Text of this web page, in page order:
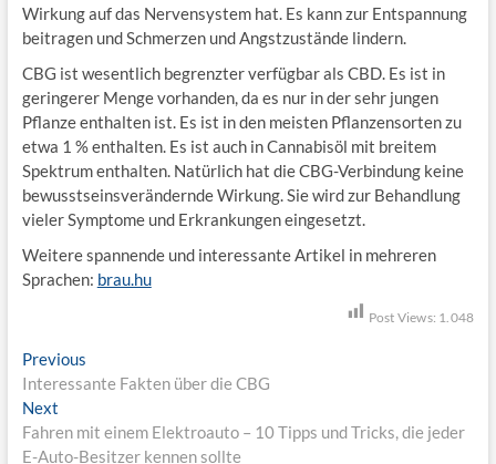
Wirkung auf das Nervensystem hat. Es kann zur Entspannung
beitragen und Schmerzen und Angstzustände lindern.
CBG ist wesentlich begrenzter verfügbar als CBD. Es ist in
geringerer Menge vorhanden, da es nur in der sehr jungen
Pflanze enthalten ist. Es ist in den meisten Pflanzensorten zu
etwa 1 % enthalten. Es ist auch in Cannabisöl mit breitem
Spektrum enthalten. Natürlich hat die CBG-Verbindung keine
bewusstseinsverändernde Wirkung. Sie wird zur Behandlung
vieler Symptome und Erkrankungen eingesetzt.
Weitere spannende und interessante Artikel in mehreren
Sprachen: brau.hu
Post Views: 1.048
B
e
i
Previous
r
v
i
Interessante Fakten über die CBG
Next
e
x
Fahren mit einem Elektroauto – 10 Tipps und Tricks, die jeder
E-Auto-Besitzer kennen sollte